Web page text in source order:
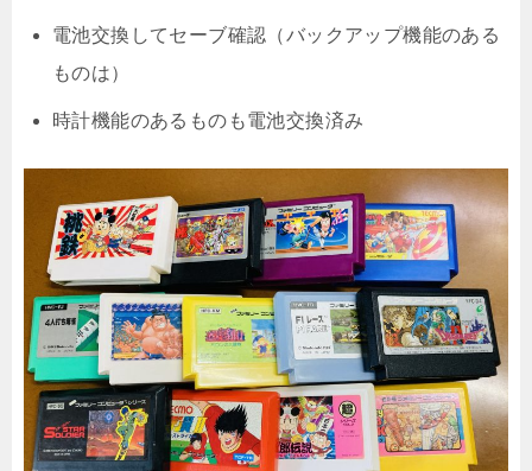
電池交換してセーブ確認（バックアップ機能のある
ものは）
時計機能のあるものも電池交換済み